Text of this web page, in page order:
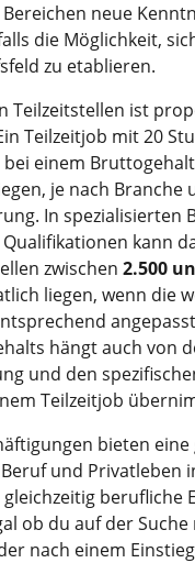
neue
die Möglichkeit,
zu etablieren.
Teilzeitstellen ist
Teilzeitjob mit 20
bei einem
je nach Branche
In spezialisierten
kann
zwischen 2.500
liegen, wenn die
hängt auch von
und den
Teilzeitjob
bieten
und Privatleben
berufliche
ob du auf der
nach einem